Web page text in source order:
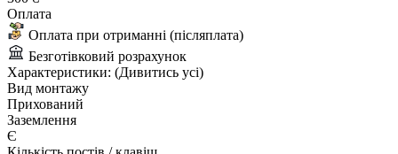
Оплата
Оплата при отриманні (післяплата)
Безготівковий розрахунок
Характеристики: (Дивитись усі)
Вид монтажу
Прихований
Заземлення
Є